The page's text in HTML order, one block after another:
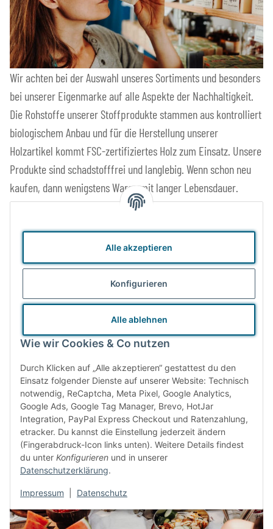
Alle akzeptieren
Konfigurieren
Alle ablehnen
Wie wir Cookies & Co nutzen
Durch Klicken auf „Alle akzeptieren“ gestattest du den
Einsatz folgender Dienste auf unserer Website: Technisch
notwendig, ReCaptcha, Meta Pixel, Google Analytics,
Google Ads, Google Tag Manager, Brevo, HotJar
Integration, PayPal Express Checkout und Ratenzahlung,
etracker. Du kannst die Einstellung jederzeit ändern
(Fingerabdruck-Icon links unten). Weitere Details findest
du unter Konfigurieren und in unserer
Datenschutzerklärung.
Impressum Datenschutz
Wir achten bei der Auswahl unseres Sortiments und besonders
bei unserer Eigenmarke auf alle Aspekte der Nachhaltigkeit.
Die Rohstoffe unserer Stoffprodukte stammen aus kontrolliert
biologischem Anbau und für die Herstellung unserer
Holzartikel kommt FSC-zertifiziertes Holz zum Einsatz. Unsere
Produkte sind schadstofffrei und langlebig. Wenn schon neu
kaufen, dann wenigstens Waren mit langer Lebensdauer.
Faire und sichere Produktionsbedingungen und direkte
Kooperation mit (Familien-) Unternehmen sind uns ebenso
wichtig wie möglichst kurze und energieeffiziente
Transportwege. Unsere Waren beziehen wir zum Großteil
gänzlich ohne Verkaufsverpackungen. Lassen sich diese nicht
vermeiden, verzichten wir der Umwelt zuliebe auf schillernde
Das Zero Waste Prinzip